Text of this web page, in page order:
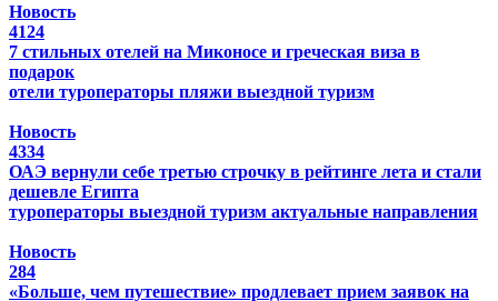
Новость
4124
7 стильных отелей на Миконосе и греческая виза в
подарок
отели туроператоры пляжи выездной туризм
Новость
4334
ОАЭ вернули себе третью строчку в рейтинге лета и стали
дешевле Египта
туроператоры выездной туризм актуальные направления
Новость
284
«Больше, чем путешествие» продлевает прием заявок на